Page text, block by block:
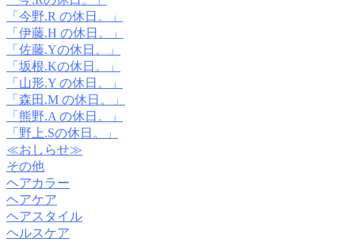
「今野.R の休日。」
「伊藤.H の休日。」
「佐藤.Yの休日。」
「坂根.Kの休日。」
「山形.Y の休日。」
「森田.M の休日。」
「熊野.A の休日。」
「野上.Sの休日。」
≪おしらせ≫
その他
ヘアカラー
ヘアケア
ヘアスタイル
ヘルスケア